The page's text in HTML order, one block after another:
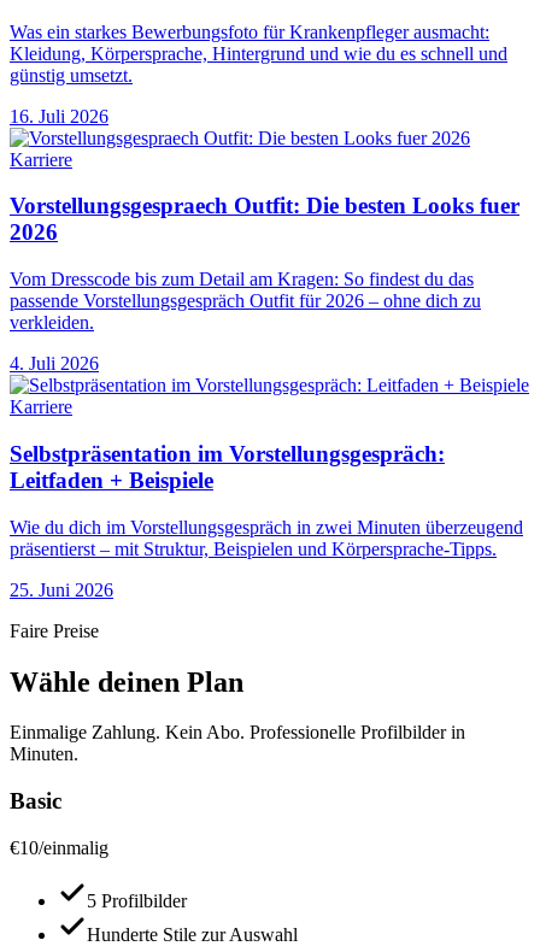
Was ein starkes Bewerbungsfoto für Krankenpfleger ausmacht:
Kleidung, Körpersprache, Hintergrund und wie du es schnell und
günstig umsetzt.
16. Juli 2026
Karriere
Vorstellungsgespraech Outfit: Die besten Looks fuer
2026
Vom Dresscode bis zum Detail am Kragen: So findest du das
passende Vorstellungsgespräch Outfit für 2026 – ohne dich zu
verkleiden.
4. Juli 2026
Karriere
Selbstpräsentation im Vorstellungsgespräch:
Leitfaden + Beispiele
Wie du dich im Vorstellungsgespräch in zwei Minuten überzeugend
präsentierst – mit Struktur, Beispielen und Körpersprache-Tipps.
25. Juni 2026
Faire Preise
Wähle deinen Plan
Einmalige Zahlung. Kein Abo. Professionelle Profilbilder in
Minuten.
Basic
€10/einmalig
5 Profilbilder
Hunderte Stile zur Auswahl